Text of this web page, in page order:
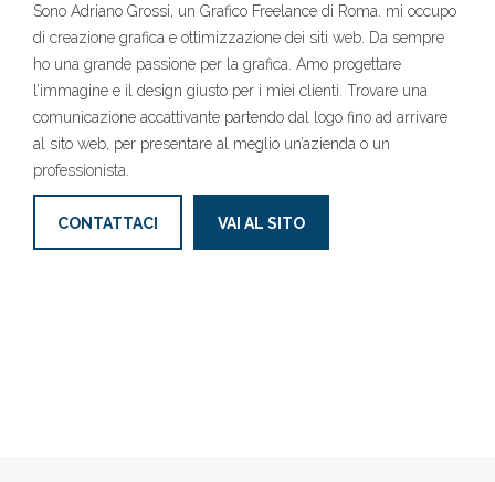
Sono Adriano Grossi, un Grafico Freelance di Roma. mi occupo
di creazione grafica e ottimizzazione dei siti web. Da sempre
ho una grande passione per la grafica. Amo progettare
l’immagine e il design giusto per i miei clienti. Trovare una
comunicazione accattivante partendo dal logo fino ad arrivare
al sito web, per presentare al meglio un’azienda o un
professionista.
CONTATTACI VAI AL SITO